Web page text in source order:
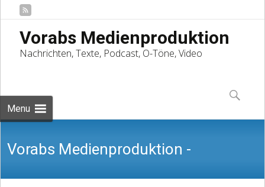
Vorabs Medienproduktion
Nachrichten, Texte, Podcast, O-Töne, Video
Menu
to
content
Suchen
nach:
Vorabs Medienproduktion -